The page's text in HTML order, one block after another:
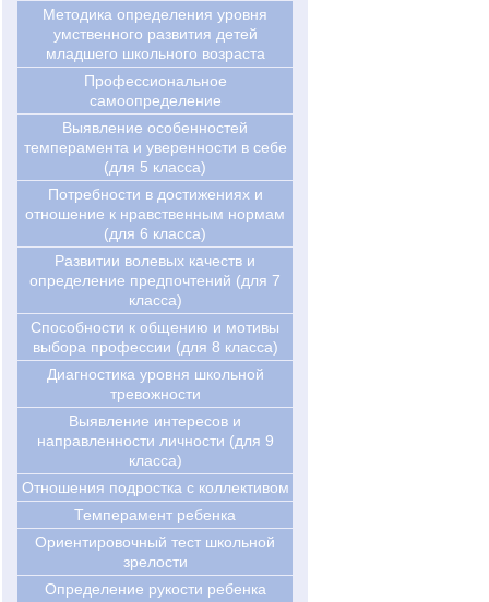
Методика определения уровня
умственного развития детей
младшего школьного возраста
Профессиональное
самоопределение
Выявление особенностей
темперамента и уверенности в себе
(для 5 класса)
Потребности в достижениях и
отношение к нравственным нормам
(для 6 класса)
Развитии волевых качеств и
определение предпочтений (для 7
класса)
Cпособности к общению и мотивы
выбора профессии (для 8 класса)
Диагностика уровня школьной
тревожности
Выявление интересов и
направленности личности (для 9
класса)
Отношения подростка с коллективом
Темперамент ребенка
Ориентировочный тест школьной
зрелости
Определение рукости ребенка